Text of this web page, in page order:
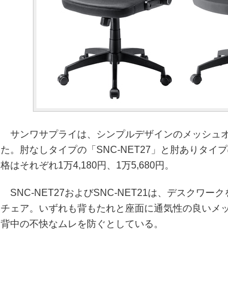
サンワサプライは、シンプルデザインのメッシュ
た。肘なしタイプの「SNC-NET27」と肘ありタイ
格はそれぞれ1万4,180円、1万5,680円。
SNC-NET27およびSNC-NET21は、デスクワーク
チェア。いずれも背もたれと座面に通気性の良いメ
背中の不快なムレを防ぐとしている。